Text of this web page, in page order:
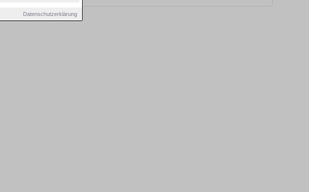
Datenschutzerklärung